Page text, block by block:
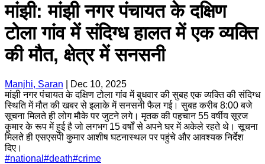
मांझी: मांझी नगर पंचायत के दक्षिण
टोला गांव में संदिग्ध हालत में एक व्यक्ति
की मौत, क्षेत्र में सनसनी
Manjhi, Saran
Dec 10, 2025
मांझी नगर पंचायत के दक्षिण टोला गांव में बुधवार की सुबह एक व्यक्ति की संदिग्ध
स्थिति में मौत की खबर से इलाके में सनसनी फैल गई। सुबह करीब 8:00 बजे
सूचना मिलते ही लोग मौके पर जुटने लगे। मृतक की पहचान 55 वर्षीय सूरज
कुमार के रूप में हुई है जो लगभग 15 वर्षों से अपने घर में अकेले रहते थे। सूचना
मिलते ही एसएसपी कुमार आशीष घटनास्थल पर पहुंचे और आवश्यक निर्देश
दिए।
#national #death#crime